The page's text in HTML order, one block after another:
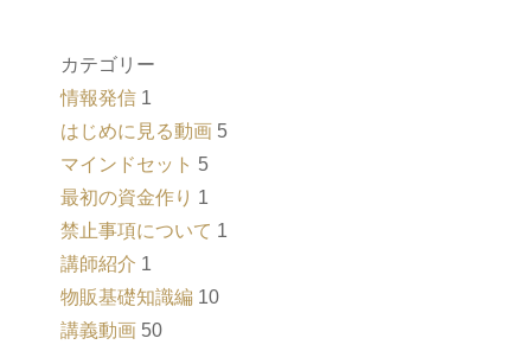
カテゴリー
情報発信 1
はじめに見る動画 5
マインドセット 5
最初の資金作り 1
禁止事項について 1
講師紹介 1
物販基礎知識編 10
講義動画 50